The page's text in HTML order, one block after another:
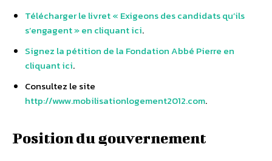
Télécharger le livret « Exigeons des candidats qu’ils
s’engagent » en cliquant ici.
Signez la pétition de la Fondation Abbé Pierre en
cliquant ici.
Consultez le site
http://www.mobilisationlogement2012.com.
Position du gouvernement